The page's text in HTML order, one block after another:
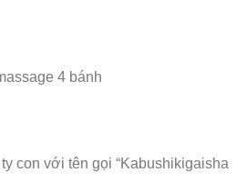
4 bánh
ty con với tên gọi “Kabushikigaisha